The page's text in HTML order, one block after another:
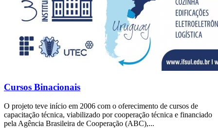
Cursos Binacionais
O projeto teve início em 2006 com o oferecimento de cursos de
capacitação técnica, viabilizado por cooperação técnica e financiado
pela Agência Brasileira de Cooperação (ABC),...